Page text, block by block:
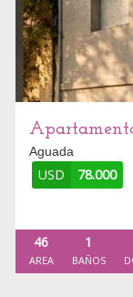
Aguada
USD 78.000
46
AREA
1
BAÑOS